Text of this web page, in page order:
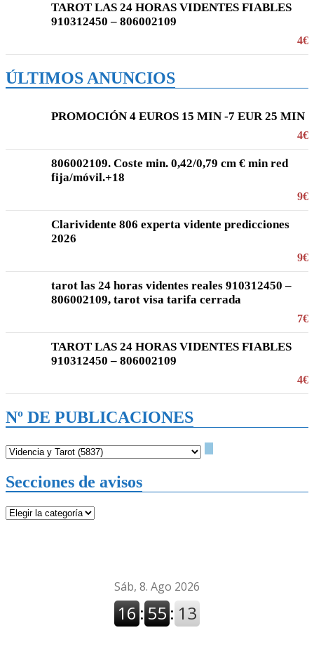
TAROT LAS 24 HORAS VIDENTES FIABLES
910312450 – 806002109
4€
ÚLTIMOS ANUNCIOS
PROMOCIÓN 4 EUROS 15 MIN -7 EUR 25 MIN
4€
806002109. Coste min. 0,42/0,79 cm € min red
fija/móvil.+18
9€
Clarividente 806 experta vidente predicciones
2026
9€
tarot las 24 horas videntes reales 910312450 –
806002109, tarot visa tarifa cerrada
7€
TAROT LAS 24 HORAS VIDENTES FIABLES
910312450 – 806002109
4€
Nº DE PUBLICACIONES
Secciones de avisos
Secciones